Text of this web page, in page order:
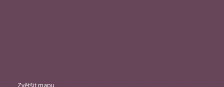
Zvětšit mapu